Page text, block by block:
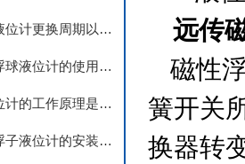
防腐蚀浮球液位计更换周期以及清洗方法
衬防腐四氟浮球液位计的使用及维护
防腐浮球液位计的工作原理是怎么样的？
电远传磁性浮子液位计的安装注意事项
远传
磁性
簧开关
换器转